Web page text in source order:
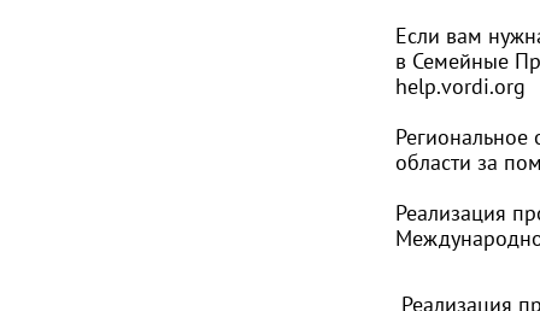
Если вам
в Семейные
help.vordi.org
области за
Реализация
Реализация